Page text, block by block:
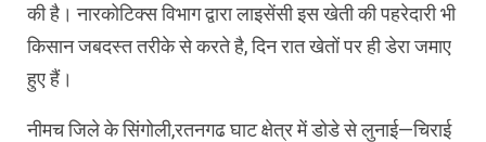
की है। नारकोटिक्स विभाग द्वारा लाइसेंसी इस खेती की पहरेदारी भी
किसान जबदस्त तरीके से करते है, दिन रात खेतों पर ही डेरा जमाए
हुए हैं।
नीमच जिले के सिंगोली,रतनगढ घाट क्षेत्र में डोडे से लुनाई—चिराई